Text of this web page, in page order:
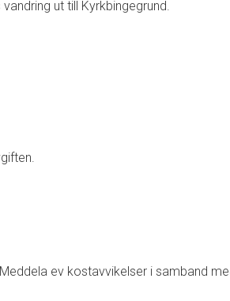
ut till Kyrkbingegrund.
ev kostavvikelser i samband